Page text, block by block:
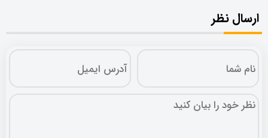
ارسال نظر